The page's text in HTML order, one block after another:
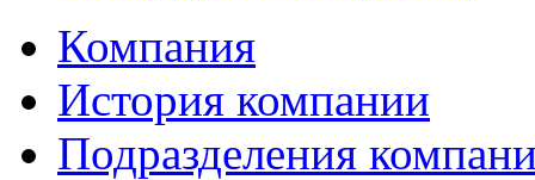
Компания
История компании
Подразделения